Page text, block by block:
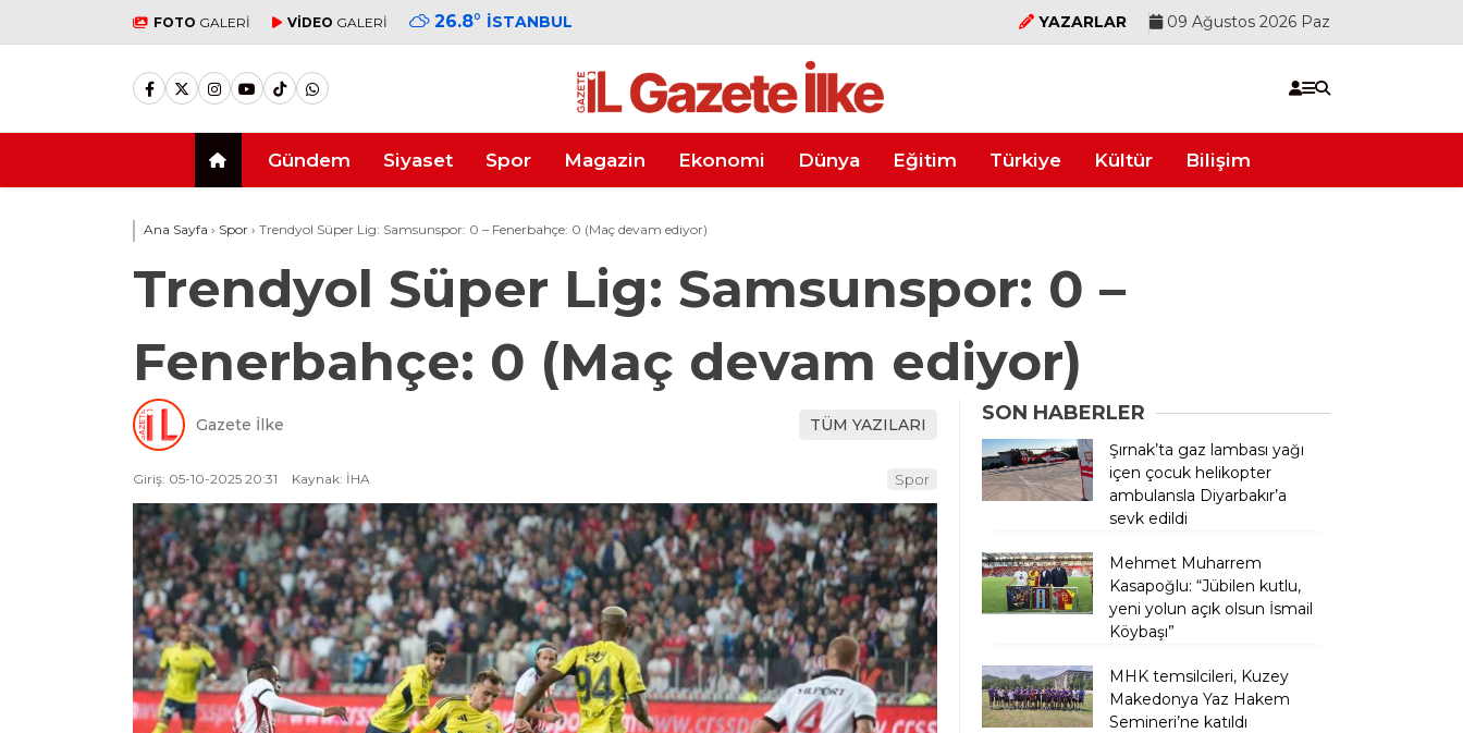
FOTO GALERİ VİDEO GALERİ 26.8° İSTANBUL YAZARLAR 09 Ağustos 2026 Paz
Gündem Siyaset Spor Magazin Ekonomi Dünya Eğitim Türkiye Kültür Bilişim
Ana Sayfa › Spor › Trendyol Süper Lig: Samsunspor: 0 – Fenerbahçe: 0 (Maç devam ediyor)
Trendyol Süper Lig: Samsunspor: 0 –
Fenerbahçe: 0 (Maç devam ediyor)
Gazete İlke TÜM YAZILARI
Giriş: 05-10-2025 20:31 Kaynak: İHA Spor
SON HABERLER
Şırnak’ta gaz lambası yağı
içen çocuk helikopter
ambulansla Diyarbakır’a
sevk edildi
Mehmet Muharrem
Kasapoğlu: “Jübilen kutlu,
yeni yolun açık olsun İsmail
Köybaşı”
MHK temsilcileri, Kuzey
Makedonya Yaz Hakem
Semineri’ne katıldı